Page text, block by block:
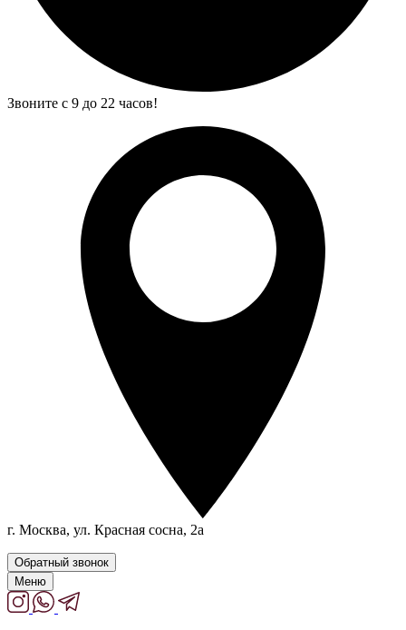
Звоните с 9 до 22 часов!
г. Москва, ул. Красная сосна, 2а
Обратный звонок
Меню